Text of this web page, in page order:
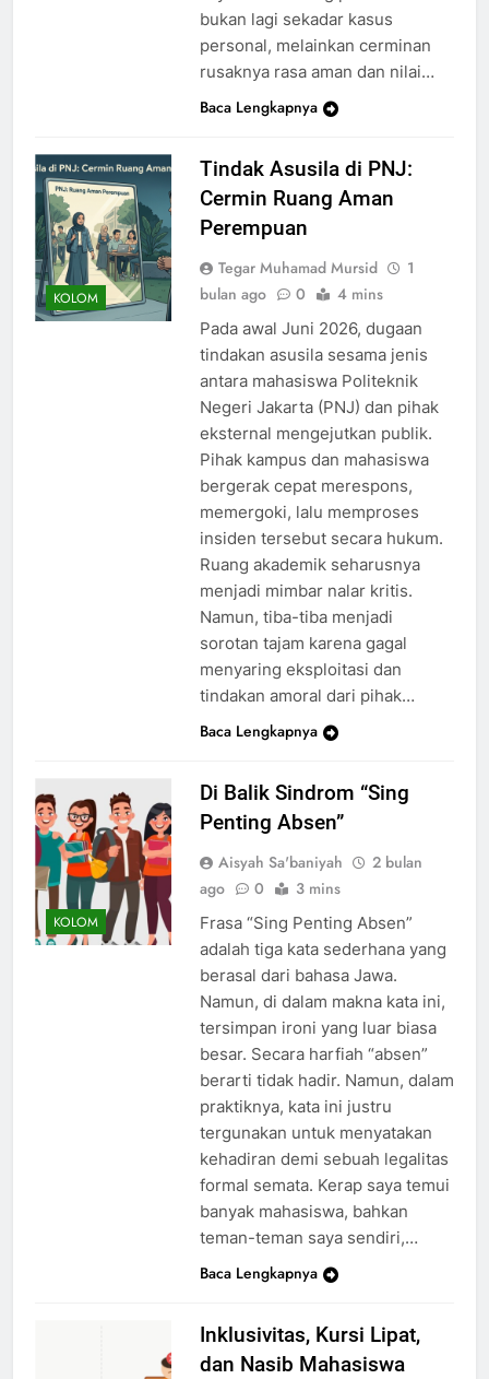
bukan lagi sekadar kasus
personal, melainkan cerminan
rusaknya rasa aman dan nilai…
Baca Lengkapnya
KOLOM
Tindak Asusila di PNJ:
Cermin Ruang Aman
Perempuan
Tegar Muhamad Mursid
1
bulan ago
0 4 mins
Pada awal Juni 2026, dugaan
tindakan asusila sesama jenis
antara mahasiswa Politeknik
Negeri Jakarta (PNJ) dan pihak
eksternal mengejutkan publik.
Pihak kampus dan mahasiswa
bergerak cepat merespons,
memergoki, lalu memproses
insiden tersebut secara hukum.
Ruang akademik seharusnya
menjadi mimbar nalar kritis.
Namun, tiba-tiba menjadi
sorotan tajam karena gagal
menyaring eksploitasi dan
tindakan amoral dari pihak…
Baca Lengkapnya
KOLOM
Di Balik Sindrom “Sing
Penting Absen”
Aisyah Sa'baniyah
2 bulan
ago
0 3 mins
Frasa “Sing Penting Absen”
adalah tiga kata sederhana yang
berasal dari bahasa Jawa.
Namun, di dalam makna kata ini,
tersimpan ironi yang luar biasa
besar. Secara harfiah “absen”
berarti tidak hadir. Namun, dalam
praktiknya, kata ini justru
tergunakan untuk menyatakan
kehadiran demi sebuah legalitas
formal semata. Kerap saya temui
banyak mahasiswa, bahkan
teman-teman saya sendiri,…
Baca Lengkapnya
Inklusivitas, Kursi Lipat,
dan Nasib Mahasiswa